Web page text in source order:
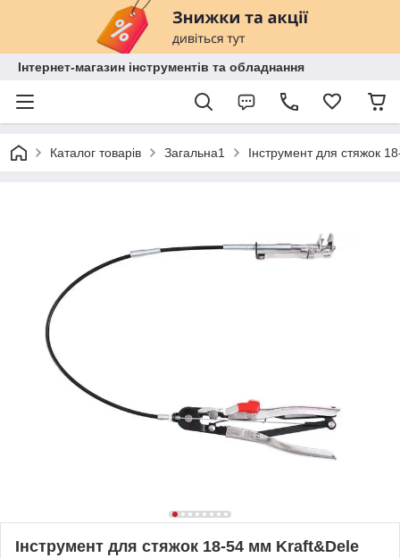
Інтернет-магазин інструментів та обладнання
Каталог товарів Загальна1 Інструмент для стяжок
Інструмент для стяжок 18-54 мм Kraft&Dele